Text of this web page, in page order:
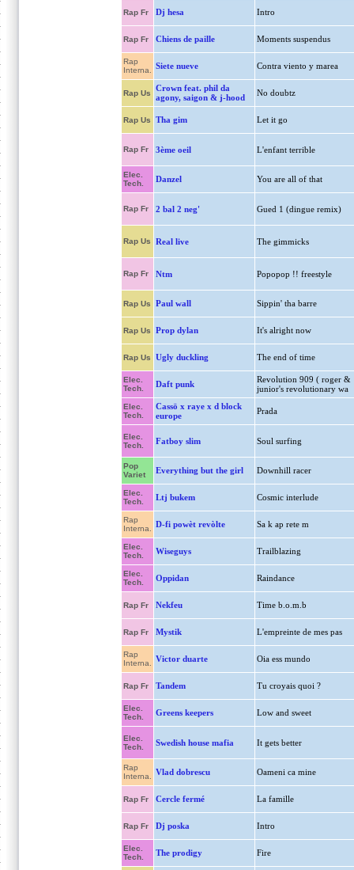
Rap Fr Dj hesa Intro
Rap Fr Chiens de paille Moments suspendus
Rap
Interna.
Siete nueve Contra viento y marea
Rap Us
Crown feat. phil da
agony, saigon & j-hood
No doubtz
Rap Us Tha gim Let it go
Rap Fr 3ème oeil L'enfant terrible
Elec.
Tech.
Danzel You are all of that
Rap Fr 2 bal 2 neg' Gued 1 (dingue remix)
Rap Us Real live The gimmicks
Rap Fr Ntm Popopop !! freestyle
Rap Us Paul wall Sippin' tha barre
Rap Us Prop dylan It's alright now
Rap Us Ugly duckling The end of time
Elec.
Tech.
Daft punk
Revolution 909 ( roger &
junior's revolutionary wa
Elec.
Tech.
Cassö x raye x d block
europe
Prada
Elec.
Tech.
Fatboy slim Soul surfing
Pop
Variet
Everything but the girl Downhill racer
Elec.
Tech.
Ltj bukem Cosmic interlude
Rap
Interna.
D-fi powèt revòlte Sa k ap rete m
Elec.
Tech.
Wiseguys Trailblazing
Elec.
Tech.
Oppidan Raindance
Rap Fr Nekfeu Time b.o.m.b
Rap Fr Mystik L'empreinte de mes pas
Rap
Interna.
Victor duarte Oia ess mundo
Rap Fr Tandem Tu croyais quoi ?
Elec.
Tech.
Greens keepers Low and sweet
Elec.
Tech.
Swedish house mafia It gets better
Rap
Interna.
Vlad dobrescu Oameni ca mine
Rap Fr Cercle fermé La famille
Rap Fr Dj poska Intro
Elec.
Tech.
The prodigy Fire